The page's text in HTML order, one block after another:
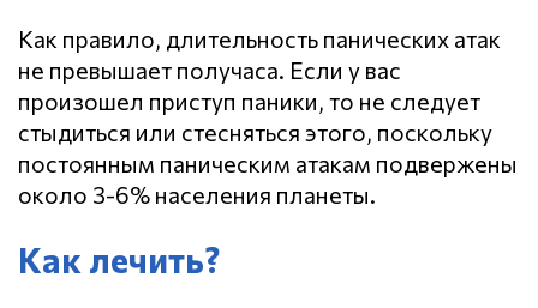
Как правило, длительность панических атак
не превышает получаса. Если у вас
произошел приступ паники, то не следует
стыдиться или стесняться этого, поскольку
постоянным паническим атакам подвержены
около 3-6% населения планеты.
Как лечить?